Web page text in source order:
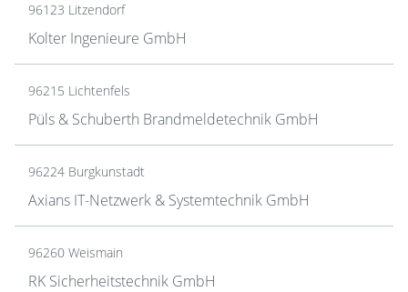
96123 Litzendorf
Kolter Ingenieure GmbH
96215 Lichtenfels
Püls & Schuberth Brandmeldetechnik GmbH
96224 Burgkunstadt
Axians IT-Netzwerk & Systemtechnik GmbH
96260 Weismain
RK Sicherheitstechnik GmbH